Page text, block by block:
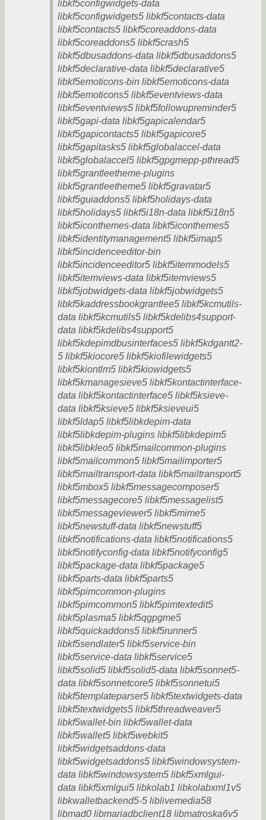
libkf5configwidgets-data
libkf5configwidgets5 libkf5contacts-data
libkf5contacts5 libkf5coreaddons-data
libkf5coreaddons5 libkf5crash5
libkf5dbusaddons-data libkf5dbusaddons5
libkf5declarative-data libkf5declarative5
libkf5emoticons-bin libkf5emoticons-data
libkf5emoticons5 libkf5eventviews-data
libkf5eventviews5 libkf5followupreminder5
libkf5gapi-data libkf5gapicalendar5
libkf5gapicontacts5 libkf5gapicore5
libkf5gapitasks5 libkf5globalaccel-data
libkf5globalaccel5 libkf5gpgmepp-pthread5
libkf5grantleetheme-plugins
libkf5grantleetheme5 libkf5gravatar5
libkf5guiaddons5 libkf5holidays-data
libkf5holidays5 libkf5i18n-data libkf5i18n5
libkf5iconthemes-data libkf5iconthemes5
libkf5identitymanagement5 libkf5imap5
libkf5incidenceeditor-bin
libkf5incidenceeditor5 libkf5itemmodels5
libkf5itemviews-data libkf5itemviews5
libkf5jobwidgets-data libkf5jobwidgets5
libkf5kaddressbookgrantlee5 libkf5kcmutils-
data libkf5kcmutils5 libkf5kdelibs4support-
data libkf5kdelibs4support5
libkf5kdepimdbusinterfaces5 libkf5kdgantt2-
5 libkf5kiocore5 libkf5kiofilewidgets5
libkf5kiontlm5 libkf5kiowidgets5
libkf5kmanagesieve5 libkf5kontactinterface-
data libkf5kontactinterface5 libkf5ksieve-
data libkf5ksieve5 libkf5ksieveui5
libkf5ldap5 libkf5libkdepim-data
libkf5libkdepim-plugins libkf5libkdepim5
libkf5libkleo5 libkf5mailcommon-plugins
libkf5mailcommon5 libkf5mailimporter5
libkf5mailtransport-data libkf5mailtransport5
libkf5mbox5 libkf5messagecomposer5
libkf5messagecore5 libkf5messagelist5
libkf5messageviewer5 libkf5mime5
libkf5newstuff-data libkf5newstuff5
libkf5notifications-data libkf5notifications5
libkf5notifyconfig-data libkf5notifyconfig5
libkf5package-data libkf5package5
libkf5parts-data libkf5parts5
libkf5pimcommon-plugins
libkf5pimcommon5 libkf5pimtextedit5
libkf5plasma5 libkf5qgpgme5
libkf5quickaddons5 libkf5runner5
libkf5sendlater5 libkf5service-bin
libkf5service-data libkf5service5
libkf5solid5 libkf5solid5-data libkf5sonnet5-
data libkf5sonnetcore5 libkf5sonnetui5
libkf5templateparser5 libkf5textwidgets-data
libkf5textwidgets5 libkf5threadweaver5
libkf5wallet-bin libkf5wallet-data
libkf5wallet5 libkf5webkit5
libkf5widgetsaddons-data
libkf5widgetsaddons5 libkf5windowsystem-
data libkf5windowsystem5 libkf5xmlgui-
data libkf5xmlgui5 libkolab1 libkolabxml1v5
libkwalletbackend5-5 liblivemedia58
libmad0 libmariadbclient18 libmatroska6v5